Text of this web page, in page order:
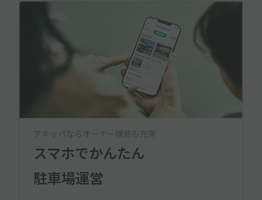
アキッパならオーナー機能も充実
スマホでかんたん
駐車場運営